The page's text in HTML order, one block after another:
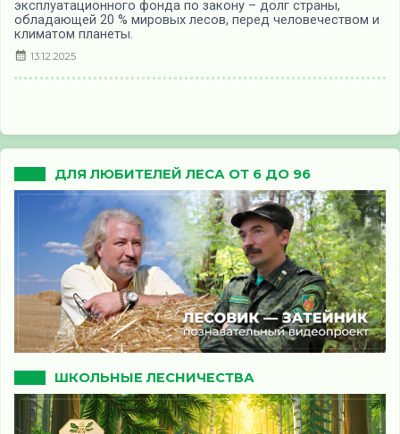
эксплуатационного фонда по закону – долг страны,
обладающей 20 % мировых лесов, перед человечеством и
климатом планеты.
13.12.2025
ДЛЯ ЛЮБИТЕЛЕЙ ЛЕСА ОТ 6 ДО 96
ШКОЛЬНЫЕ ЛЕСНИЧЕСТВА